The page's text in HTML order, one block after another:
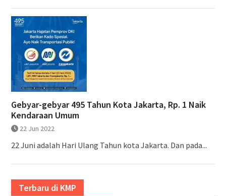
Gebyar-gebyar 495 Tahun Kota Jakarta, Rp. 1 Naik
Kendaraan Umum
22 Jun 2022
22 Juni adalah Hari Ulang Tahun kota Jakarta. Dan pada...
Terbaru di KMP